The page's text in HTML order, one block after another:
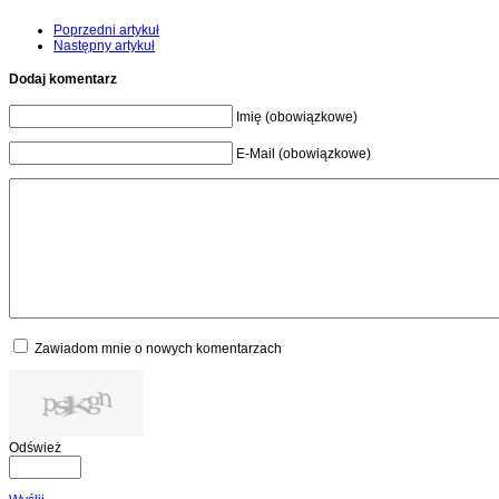
Poprzedni artykuł
Następny artykuł
Dodaj komentarz
Imię (obowiązkowe)
E-Mail (obowiązkowe)
Zawiadom mnie o nowych komentarzach
Odśwież